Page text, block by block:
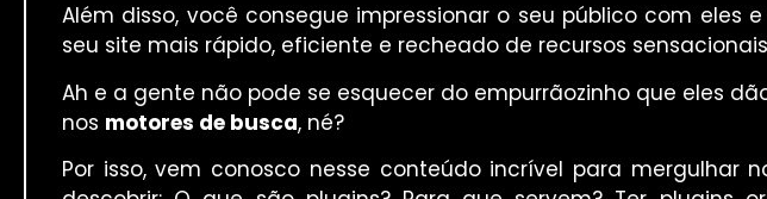
Além disso, você consegue impressionar o seu público com eles
seu site mais rápido, eficiente e recheado de recursos
Ah e a gente não pode se esquecer do empurrãozinho que eles
nos motores de busca, né?
Por isso, vem conosco nesse conteúdo incrível para mergulhar